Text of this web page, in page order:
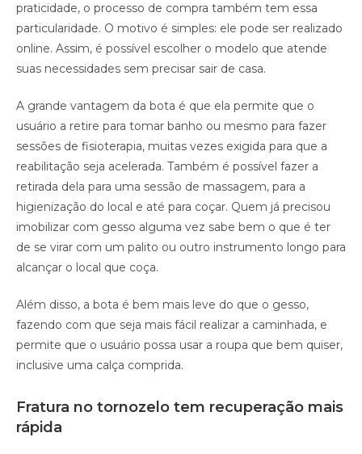
praticidade, o processo de compra também tem essa
particularidade. O motivo é simples: ele pode ser realizado
online. Assim, é possível escolher o modelo que atende
suas necessidades sem precisar sair de casa.
A grande vantagem da bota é que ela permite que o
usuário a retire para tomar banho ou mesmo para fazer
sessões de fisioterapia, muitas vezes exigida para que a
reabilitação seja acelerada. Também é possível fazer a
retirada dela para uma sessão de massagem, para a
higienização do local e até para coçar. Quem já precisou
imobilizar com gesso alguma vez sabe bem o que é ter
de se virar com um palito ou outro instrumento longo para
alcançar o local que coça.
Além disso, a bota é bem mais leve do que o gesso,
fazendo com que seja mais fácil realizar a caminhada, e
permite que o usuário possa usar a roupa que bem quiser,
inclusive uma calça comprida.
Fratura no tornozelo tem recuperação mais
rápida